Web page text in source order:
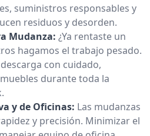
suministros responsables y
residuos y desorden.
Mudanza: ¿Ya rentaste un
hagamos el trabajo pesado.
con cuidado,
durante toda la
y de Oficinas: Las mudanzas
y precisión. Minimizar el